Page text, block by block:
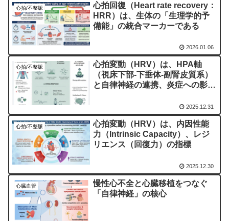
心拍/不整脈
心拍回復（Heart rate recovery：
HRR）は、生体の「生理学的予
備能」の統合マーカーである
2026.01.06
心拍/不整脈
心拍変動（HRV）は、HPA軸
（視床下部-下垂体-副腎皮質系）
と自律神経の連携、炎症への影響
シス）のバイオマーカーである
2025.12.31
心拍/不整脈
心拍変動（HRV）は、内因性能
力（Intrinsic Capacity）、レジ
リエンス（回復力）の指標
2025.12.30
心臓血管
慢性心不全と心臓移植をつなぐ
「自律神経」の核心